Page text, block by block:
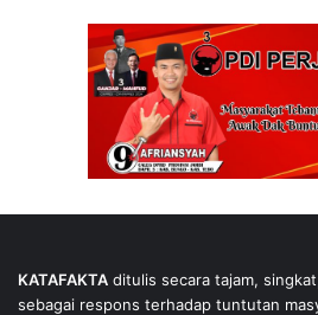
KATAFAKTA ditulis secara tajam,
sebagai respons terhadap tuntutan